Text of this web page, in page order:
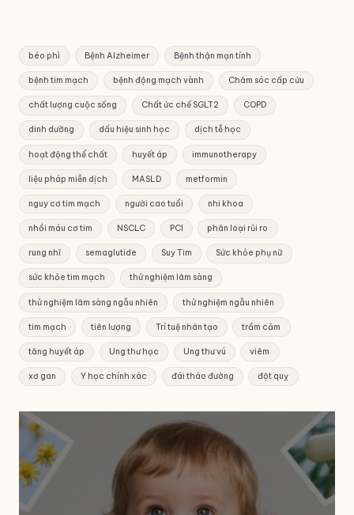
béo phì Bệnh Alzheimer Bệnh thận mạn tính
bệnh tim mạch bệnh động mạch vành Chăm sóc cấp cứu
chất lượng cuộc sống Chất ức chế SGLT2 COPD
dinh dưỡng dấu hiệu sinh học dịch tễ học
hoạt động thể chất huyết áp immunotherapy
liệu pháp miễn dịch MASLD metformin
nguy cơ tim mạch người cao tuổi nhi khoa
nhồi máu cơ tim NSCLC PCI phân loại rủi ro
rung nhĩ semaglutide Suy Tim Sức khỏe phụ nữ
sức khỏe tim mạch thử nghiệm lâm sàng
thử nghiệm lâm sàng ngẫu nhiên thử nghiệm ngẫu nhiên
tim mạch tiên lượng Trí tuệ nhân tạo trầm cảm
tăng huyết áp Ung thư học Ung thư vú viêm
xơ gan Y học chính xác đái tháo đường đột quỵ